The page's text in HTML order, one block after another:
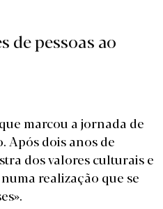
de pessoas ao
marcou a jornada de
Após dois anos de
dos valores culturais e
realização que se